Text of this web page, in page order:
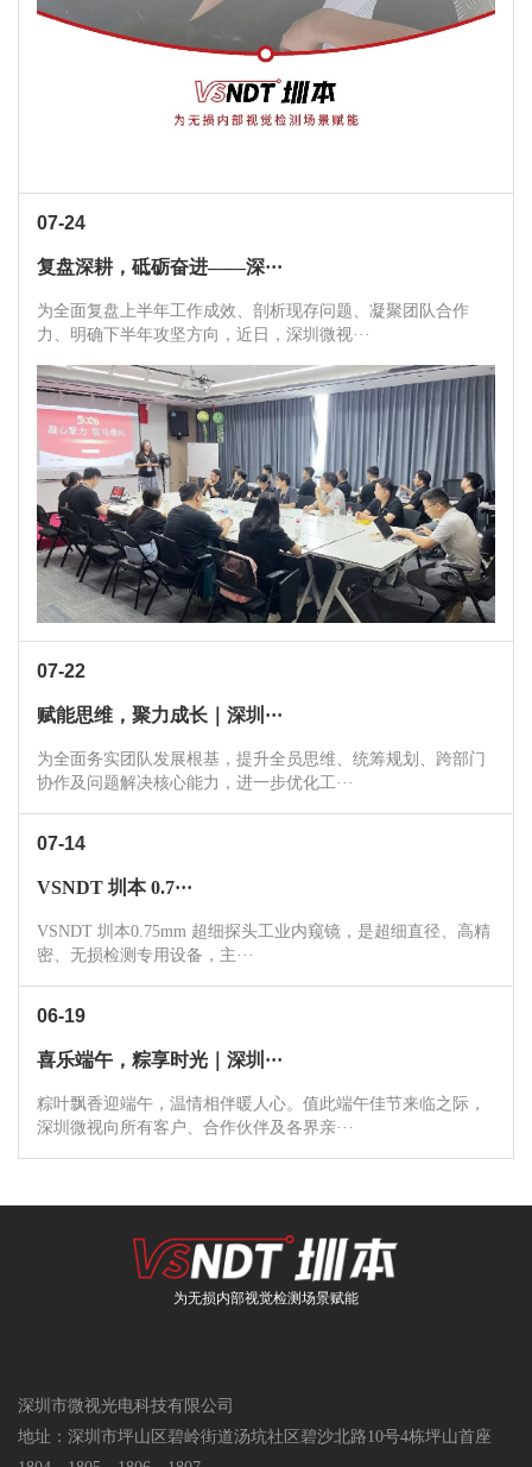
07-24
复盘深耕，砥砺奋进——深···
为全面复盘上半年工作成效、剖析现存问题、凝聚团队合作
力、明确下半年攻坚方向，近日，深圳微视···
07-22
赋能思维，聚力成长｜深圳···
为全面务实团队发展根基，提升全员思维、统筹规划、跨部门
协作及问题解决核心能力，进一步优化工···
07-14
VSNDT 圳本 0.7···
VSNDT 圳本0.75mm 超细探头工业内窥镜，是超细直径、高精
密、无损检测专用设备，主···
06-19
喜乐端午，粽享时光｜深圳···
粽叶飘香迎端午，温情相伴暖人心。值此端午佳节来临之际，
深圳微视向所有客户、合作伙伴及各界亲···
为无损内部视觉检测场景赋能
深圳市微视光电科技有限公司
地址：深圳市坪山区碧岭街道汤坑社区碧沙北路10号4栋坪山首座